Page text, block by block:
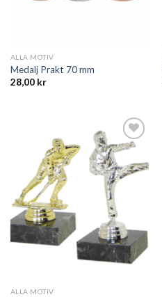
ALLA MOTIV
Medalj Prakt 70 mm
28,00 kr
Add to
wishlist
ALLA MOTIV